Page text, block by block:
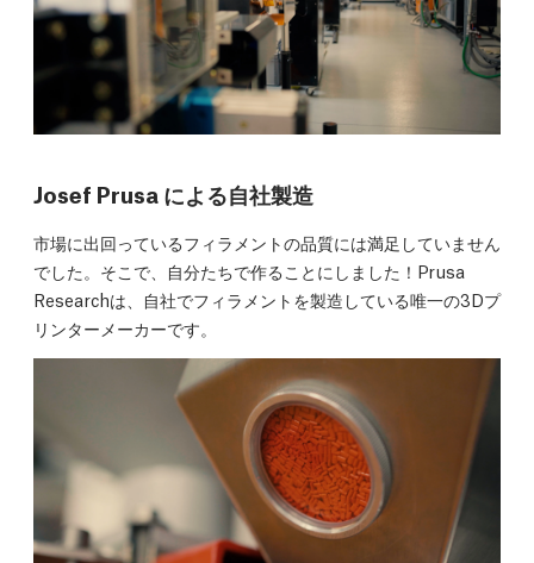
Josef Prusa による自社製造
市場に出回っているフィラメントの品質には満足していません
でした。そこで、自分たちで作ることにしました！Prusa
Researchは、自社でフィラメントを製造している唯一の3Dプ
リンターメーカーです。